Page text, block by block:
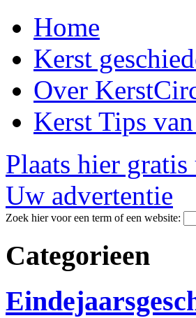
Home
Kerst
Over
Kerst Tips
Plaats hier
Uw advertentie
Zoek hier voor een term of een website:
Categorieen